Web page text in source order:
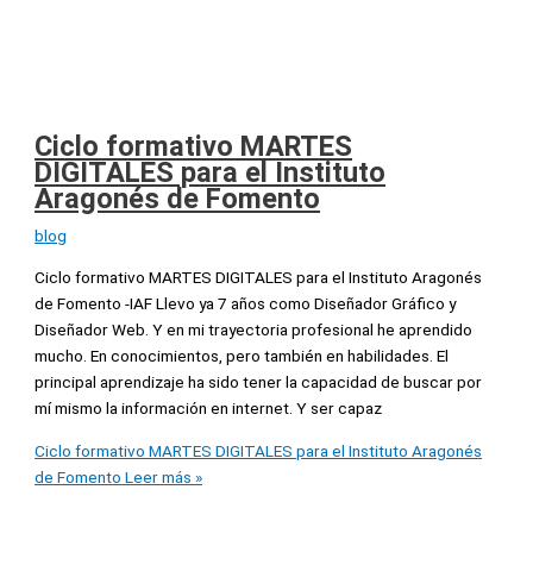
Ciclo formativo MARTES
DIGITALES para el Instituto
Aragonés de Fomento
blog
Ciclo formativo MARTES DIGITALES para el Instituto Aragonés
de Fomento -IAF Llevo ya 7 años como Diseñador Gráfico y
Diseñador Web. Y en mi trayectoria profesional he aprendido
mucho. En conocimientos, pero también en habilidades. El
principal aprendizaje ha sido tener la capacidad de buscar por
mí mismo la información en internet. Y ser capaz
Ciclo formativo MARTES DIGITALES para el Instituto Aragonés
de Fomento Leer más »